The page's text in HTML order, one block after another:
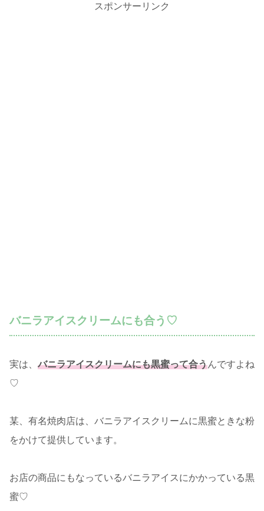
スポンサーリンク
バニラアイスクリームにも合う♡
実は、 バニラアイスクリームにも黒蜜って合うんですよね
♡
某、有名焼肉店は、バニラアイスクリームに黒蜜ときな粉
をかけて提供しています。
お店の商品にもなっているバニラアイスにかかっている黒
蜜♡